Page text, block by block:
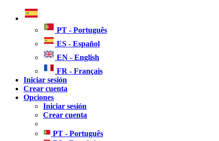
PT - Português
ES - Español
EN - English
FR - Français
Iniciar sesión
Crear cuenta
Opciones
Iniciar sesión
Crear cuenta
PT - Português